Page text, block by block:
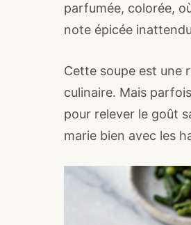
parfumée, colorée,
note épicée
Cette soupe est une
culinaire. Mais
pour relever le goût
marie bien avec les